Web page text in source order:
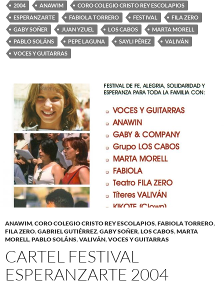
2004 ANAWIM
CORO COLEGIO CRISTO REY ESCOLAPIOS
ESPERANZARTE
FABIOLA TORRERO FESTIVAL
FILA ZERO
GABY SOÑER
JUAN YZUEL LOS CABOS
MARTA MORELL
PABLO SOLÁNS
PEPE LAGUNA SAYLI PÉREZ
VALIVÁN
VOCES Y GUITARRAS
ANAWIM,CORO COLEGIO CRISTO REY ESCOLAPIOS,FABIOLA TORRERO,
FILA ZERO,GABRIEL GUTIÉRREZ,GABY SOÑER,LOS CABOS,MARTA
MORELL,PABLO SOLÁNS,VALIVÁN,VOCES Y GUITARRAS
CARTEL FESTIVAL
ESPERANZARTE 2004